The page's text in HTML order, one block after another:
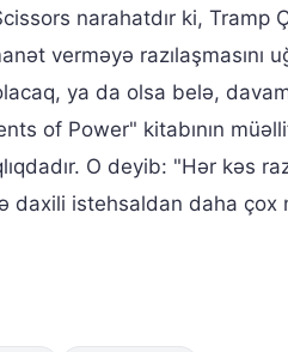
narahatdır ki, Tramp
verməyə razılaşmasını
ya da olsa belə,
of Power" kitabının
O deyib: "Hər kəs
daxili istehsaldan daha